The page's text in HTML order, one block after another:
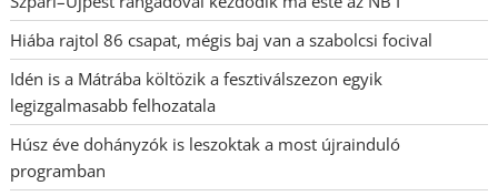
Hiába rajtol 86 csapat, mégis baj van a szabolcsi focival
Idén is a Mátrába költözik a fesztiválszezon egyik
legizgalmasabb felhozatala
Húsz éve dohányzók is leszoktak a most újrainduló
programban